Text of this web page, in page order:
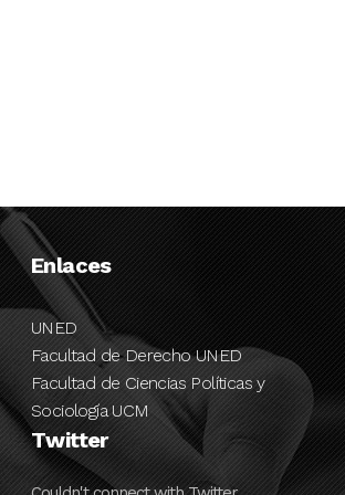
Enlaces
UNED
Facultad de Derecho UNED
Facultad de Ciencias Políticas y
Sociología UCM
Twitter